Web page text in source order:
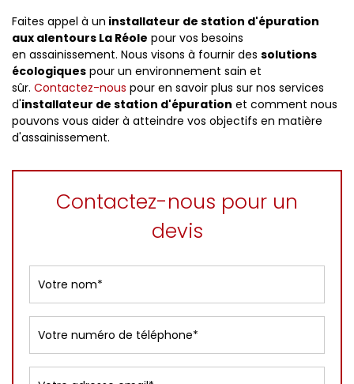
Faites appel à un installateur de station d'épuration
aux alentours La Réole pour vos besoins
en assainissement. Nous visons à fournir des solutions
écologiques pour un environnement sain et
sûr. Contactez-nous pour en savoir plus sur nos services
d'installateur de station d'épuration et comment nous
pouvons vous aider à atteindre vos objectifs en matière
d'assainissement.
Contactez-nous pour un
devis